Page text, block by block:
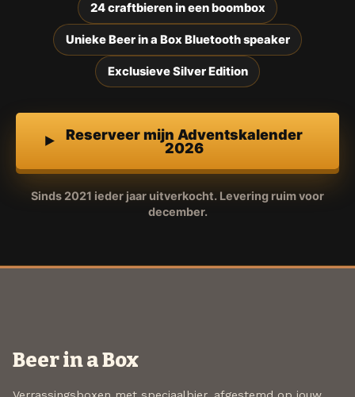
24 craftbieren in een boombox
Unieke Beer in a Box Bluetooth speaker
Exclusieve Silver Edition
Reserveer mijn Adventskalender
2026
Sinds 2021 ieder jaar uitverkocht. Levering ruim voor
december.
Beer in a Box